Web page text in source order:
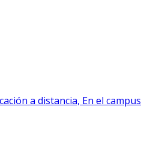
a distancia, En el campus